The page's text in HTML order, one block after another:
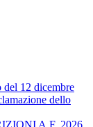
del 12 dicembre
dello